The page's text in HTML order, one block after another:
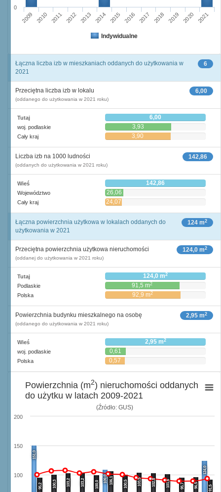
Indywidualne
2009 2010 2011 2012 2013 2014 2015 2016 2017 2018 2019 2020 2021
0
6
Łączna liczba izb w mieszkaniach oddanych do użytkowania w
2021
6,00
Przeciętna liczba izb w lokalu
(oddanego do użytkowania w 2021 roku)
Tutaj 6,00
woj. podlaskie 3,93
Cały kraj 3,90
142,86
Liczba izb na 1000 ludności
(oddanych do użytkowania w 2021 roku)
Wieś 142,86
Województwo 26,06
Cały kraj 24,07
124 m2
Łączna powierzchnia użytkowa w lokalach oddanych do
użytkowania w 2021
124,0 m2
Przeciętna powierzchnia użytkowa nieruchomości
(oddanej do użytkowania w 2021 roku)
Tutaj 124,0 m2
Podlaskie 91,5 m2
Polska 92,9 m2
2,95 m2
Powierzchnia budynku mieszkalnego na osobę
(oddanego do użytkowania w 2021 roku)
Wieś 2,95 m2
woj. podlaskie
0,61
m2
Polska
0,57
(Źródło: GUS)
151,0
109,0
124,0
95,2 100,3 103,2 103,2 100,0 106,1 100,5 103,5 102,8 101,6 95,7 96,5 91,5
100
150
200
Powierzchnia (m2) nieruchomości oddanych
do użytku w latach 2009-2021